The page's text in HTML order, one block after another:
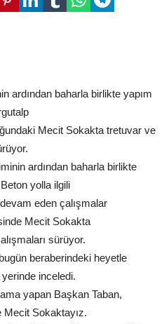
ardından baharla birlikte yapım
Mecit Sokakta tretuvar ve
ardından baharla birlikte
Beton yolla ilgili
eden çalışmalar
Mecit Sokakta
sürüyor.
beraberindeki heyetle
inceledi.
yapan Başkan Taban,
Mecit Sokaktayız.